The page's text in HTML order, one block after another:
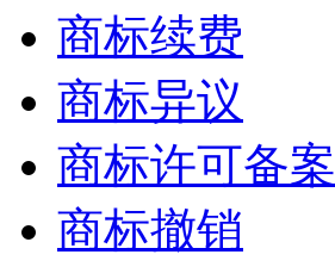
商标续费
商标异议
商标许可备案
商标撤销